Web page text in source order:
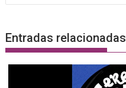
Entradas relacionadas